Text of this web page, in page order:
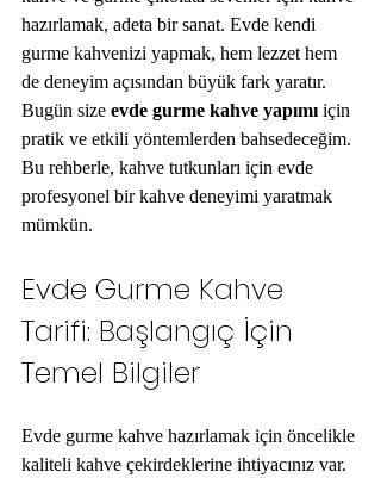
hazırlamak, adeta bir sanat. Evde kendi
gurme kahvenizi yapmak, hem lezzet hem
de deneyim açısından büyük fark yaratır.
Bugün size evde gurme kahve yapımı için
pratik ve etkili yöntemlerden bahsedeceğim.
Bu rehberle, kahve tutkunları için evde
profesyonel bir kahve deneyimi yaratmak
mümkün.
Evde Gurme Kahve
Tarifi: Başlangıç İçin
Temel Bilgiler
Evde gurme kahve hazırlamak için öncelikle
kaliteli kahve çekirdeklerine ihtiyacınız var.